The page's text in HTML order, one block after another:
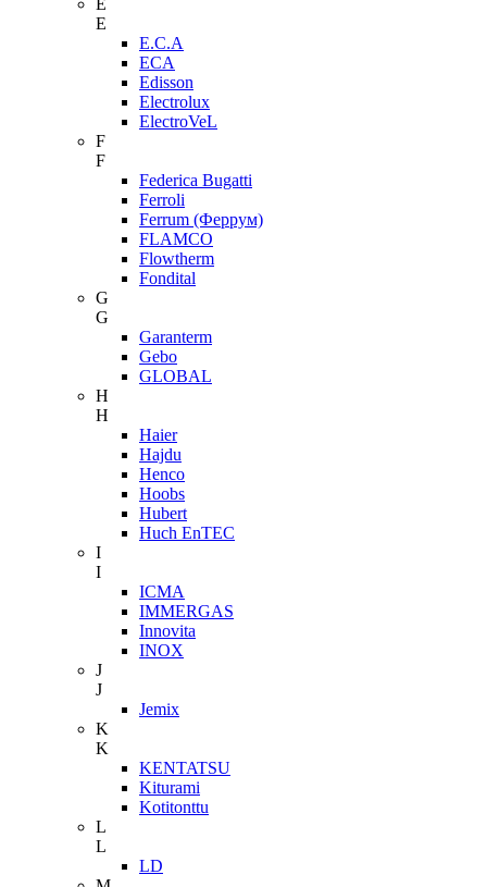
E
E
E.C.A
ECA
Edisson
Electrolux
ElectroVeL
F
F
Federica Bugatti
Ferroli
Ferrum (Феррум)
FLAMCO
Flowtherm
Fondital
G
G
Garanterm
Gebo
GLOBAL
H
H
Haier
Hajdu
Henco
Hoobs
Hubert
Huch EnTEC
I
I
ICMA
IMMERGAS
Innovita
INOX
J
J
Jemix
K
K
KENTATSU
Kiturami
Kotitonttu
L
L
LD